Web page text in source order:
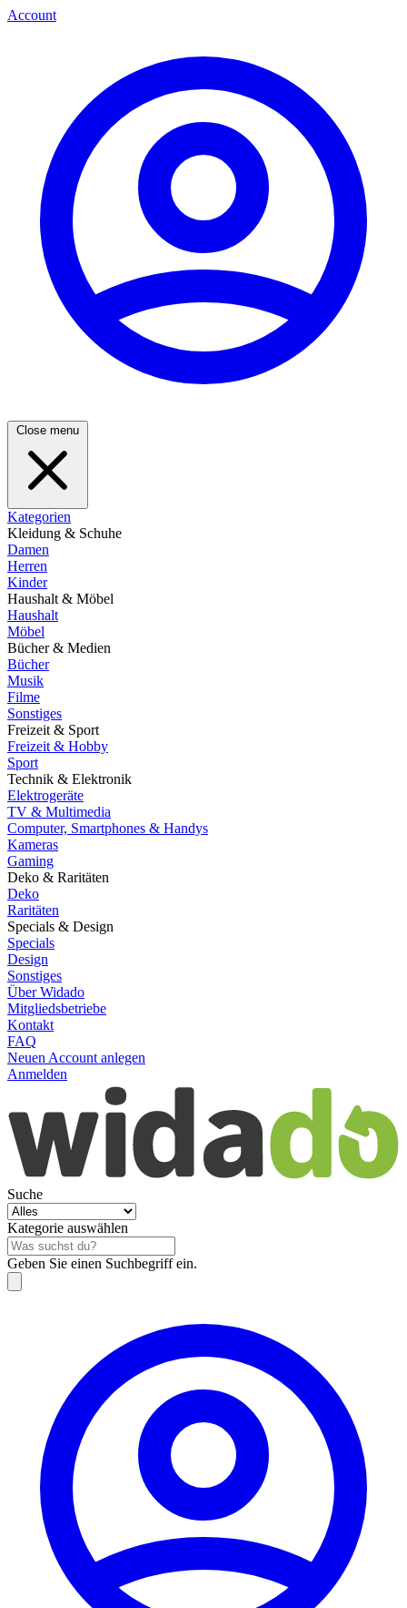
Account
Close menu
Kategorien
Kleidung & Schuhe
Damen
Herren
Kinder
Haushalt & Möbel
Haushalt
Möbel
Bücher & Medien
Bücher
Musik
Filme
Sonstiges
Freizeit & Sport
Freizeit & Hobby
Sport
Technik & Elektronik
Elektrogeräte
TV & Multimedia
Computer, Smartphones & Handys
Kameras
Gaming
Deko & Raritäten
Deko
Raritäten
Specials & Design
Specials
Design
Sonstiges
Über Widado
Mitgliedsbetriebe
Kontakt
FAQ
Neuen Account anlegen
Anmelden
Suche
Kategorie auswählen
Geben Sie einen Suchbegriff ein.